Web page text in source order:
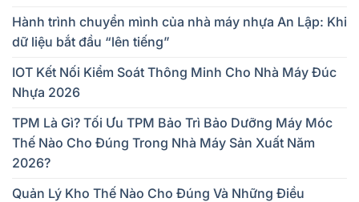
Hành trình chuyển mình của nhà máy nhựa An Lập: Khi
dữ liệu bắt đầu “lên tiếng”
IOT Kết Nối Kiểm Soát Thông Minh Cho Nhà Máy Đúc
Nhựa 2026
TPM Là Gì? Tối Ưu TPM Bảo Trì Bảo Dưỡng Máy Móc
Thế Nào Cho Đúng Trong Nhà Máy Sản Xuất Năm
2026?
Quản Lý Kho Thế Nào Cho Đúng Và Những Điều